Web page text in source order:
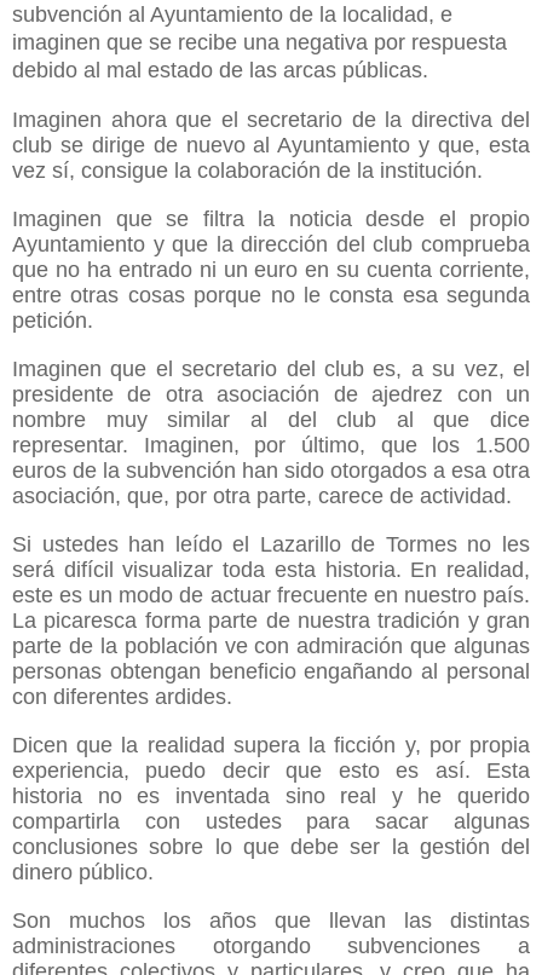
subvención al Ayuntamiento de la localidad, e
imaginen que se recibe una negativa por respuesta
debido al mal estado de las arcas públicas.
Imaginen ahora que el secretario de la directiva del
club se dirige de nuevo al Ayuntamiento y que, esta
vez sí, consigue la colaboración de la institución.
Imaginen que se filtra la noticia desde el propio
Ayuntamiento y que la dirección del club comprueba
que no ha entrado ni un euro en su cuenta corriente,
entre otras cosas porque no le consta esa segunda
petición.
Imaginen que el secretario del club es, a su vez, el
presidente de otra asociación de ajedrez con un
nombre muy similar al del club al que dice
representar. Imaginen, por último, que los 1.500
euros de la subvención han sido otorgados a esa otra
asociación, que, por otra parte, carece de actividad.
Si ustedes han leído el Lazarillo de Tormes no les
será difícil visualizar toda esta historia. En realidad,
este es un modo de actuar frecuente en nuestro país.
La picaresca forma parte de nuestra tradición y gran
parte de la población ve con admiración que algunas
personas obtengan beneficio engañando al personal
con diferentes ardides.
Dicen que la realidad supera la ficción y, por propia
experiencia, puedo decir que esto es así. Esta
historia no es inventada sino real y he querido
compartirla con ustedes para sacar algunas
conclusiones sobre lo que debe ser la gestión del
dinero público.
Son muchos los años que llevan las distintas
administraciones otorgando subvenciones a